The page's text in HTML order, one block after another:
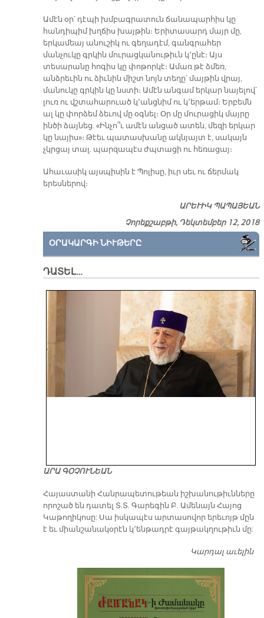
Ամէն օր՝ դէպի խմբագրատուն ճանապարհիս կը
հանդիպիմ խղճիս խայթին։ Երիտասարդ մայր մը,
երկամեայ անուշիկ ու գեղադէմ, գանգրահեր
մանչուկը գրկին մուրացկանութիւն կ՚ընէ։ Այս
տեսարանը հոգիս կը փոթորկէ։ Ամառ թէ ձմեռ,
անձրեւին ու ձիւնին միշտ նոյն տեղը՝ մայթին վրայ,
մանուկը գրկին կը նստի։ Ամէն անգամ երկար նայելով՝
լուռ ու վշտահարուած կ՚անցնիմ ու կ՚երթամ։ Երբեմն
ալ կը փորձեմ ձեւով մը օգնել։ Օր մը մուրացիկ մայրը
ինծի ձայնեց. «Ինչո՞ւ ամէն անցած ատեն, մեզի երկար
կը նայիս»։ Թէեւ պատասխանը ակնյայտ է, սակայն
չկրցայ տալ. պարզապէս ժպտացի ու հեռացայ։
Ահաւասիկ այսպիսին է Պոլիսը, իւր սեւ ու ճերմակ
երեսներով։
ԱՐԵՒԻԿ ՊԱՊԱՅԵԱՆ
Չորեքշաբթի, Դեկտեմբեր 12, 2018
ՕՐԱԿԱՐԳԻ ՆԻՒԹԵՐԸ
ԴԱՏԵԼ…
ԱՐԱ ԳՕՉՈՒՆԵԱՆ
​Հայաստանի Հանրապետութեան իշխանութիւնները
որոշած են դատել Տ.Տ. Գարեգին Բ. Ամենայն Հայոց
Կաթողիկոսը: Սա իսկապէս արտասովոր երեւոյթ մըն
է եւ միանշանակօրէն կ՚ենթադրէ գայթակղութիւն մը:
Կարդալ աւելին